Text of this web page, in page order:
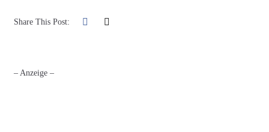
Share This Post:
– Anzeige –